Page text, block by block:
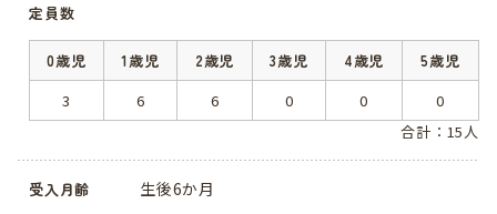
定員数
0歳児 1歳児 2歳児 3歳児 4歳児
5歳児
3
6 6 0 0
0
合計：15人
受入月齢 生後6か月